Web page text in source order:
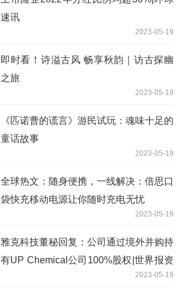
速讯
2023-05-19
即时看！诗溢古风 畅享秋韵｜访古探幽
之旅
2023-05-19
《匹诺曹的谎言》游民试玩：魂味十足的
童话故事
2023-05-19
全球热文：随身便携，一线解决：倍思口
袋快充移动电源让你随时充电无忧
2023-05-19
雅克科技董秘回复：公司通过境外并购持
有UP Chemical公司100%股权|世界报资
2023-05-19